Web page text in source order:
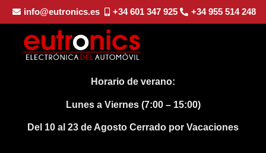
info@eutronics.es +34 601 347 925 +34 955 514 248
Horario de verano:
Lunes a Viernes (7:00 – 15:00)
Del 10 al 23 de Agosto Cerrado por Vacaciones